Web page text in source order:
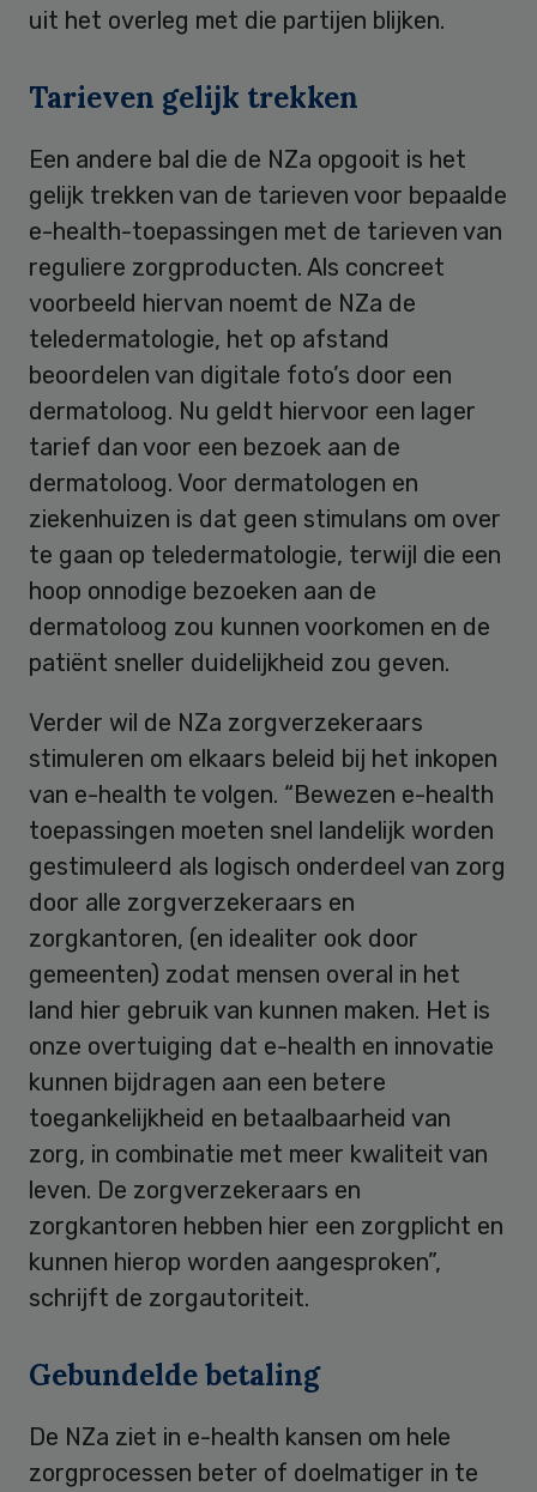
uit het overleg met die partijen blijken.
Tarieven gelijk trekken
Een andere bal die de NZa opgooit is het
gelijk trekken van de tarieven voor bepaalde
e-health-toepassingen met de tarieven van
reguliere zorgproducten. Als concreet
voorbeeld hiervan noemt de NZa de
teledermatologie, het op afstand
beoordelen van digitale foto’s door een
dermatoloog. Nu geldt hiervoor een lager
tarief dan voor een bezoek aan de
dermatoloog. Voor dermatologen en
ziekenhuizen is dat geen stimulans om over
te gaan op teledermatologie, terwijl die een
hoop onnodige bezoeken aan de
dermatoloog zou kunnen voorkomen en de
patiënt sneller duidelijkheid zou geven.
Verder wil de NZa zorgverzekeraars
stimuleren om elkaars beleid bij het inkopen
van e-health te volgen. “Bewezen e-health
toepassingen moeten snel landelijk worden
gestimuleerd als logisch onderdeel van zorg
door alle zorgverzekeraars en
zorgkantoren, (en idealiter ook door
gemeenten) zodat mensen overal in het
land hier gebruik van kunnen maken. Het is
onze overtuiging dat e-health en innovatie
kunnen bijdragen aan een betere
toegankelijkheid en betaalbaarheid van
zorg, in combinatie met meer kwaliteit van
leven. De zorgverzekeraars en
zorgkantoren hebben hier een zorgplicht en
kunnen hierop worden aangesproken”,
schrijft de zorgautoriteit.
Gebundelde betaling
De NZa ziet in e-health kansen om hele
zorgprocessen beter of doelmatiger in te